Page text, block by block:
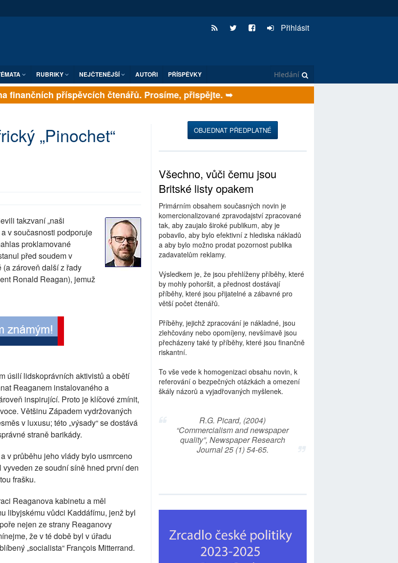
Přihlásit
RUBRIKY NEJČTENĚJŠÍ AUTOŘI PŘÍSPĚVKY
příspěvcích čtenářů. Prosíme, přispějte. ➥
„Pinochet“
takzvaní „naši
v současnosti podporuje
proklamované
před soudem v
zároveň další z řady
Ronald Reagan), jemuž
úsilí lidskoprávních aktivistů a obětí
Reaganem instalovaného a
inspirující. Proto je klíčové zmínit,
Většinu Západem vydržovaných
v luxusu; této „výsady“ se dostává
straně barikády.
v průběhu jeho vlády bylo usmrceno
vyveden ze soudní síně hned první den
frašku.
Reaganova kabinetu a měl
libyjskému vůdci Kaddáfímu, jenž byl
nejen ze strany Reaganovy
že v té době byl v úřadu
„socialista“ François Mitterrand.
OBJEDNAT PŘEDPLATNÉ
Všechno, vůči čemu jsou
Britské listy opakem
Primárním obsahem současných novin je
komercionalizované zpravodajství zpracované
tak, aby zaujalo široké publikum, aby je
pobavilo, aby bylo efektivní z hlediska nákladů
a aby bylo možno prodat pozornost publika
zadavatelům reklamy.
Výsledkem je, že jsou přehlíženy příběhy, které
by mohly pohoršit, a přednost dostávají
příběhy, které jsou přijatelné a zábavné pro
větší počet čtenářů.
Příběhy, jejichž zpracování je nákladné, jsou
zlehčovány nebo opomíjeny, nevšímavě jsou
přecházeny také ty příběhy, které jsou finančně
riskantní.
To vše vede k homogenizaci obsahu novin, k
referování o bezpečných otázkách a omezení
škály názorů a vyjadřovaných myšlenek.
R.G. Picard, (2004)
“Commercialism and newspaper
quality”, Newspaper Research
Journal 25 (1) 54-65.